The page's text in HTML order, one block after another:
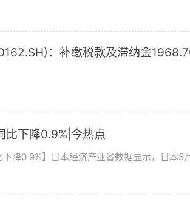
：补缴税款及滞纳金
比下降0.9%|今热点
下降0 9%】日本经济产业省数据显示，日本5